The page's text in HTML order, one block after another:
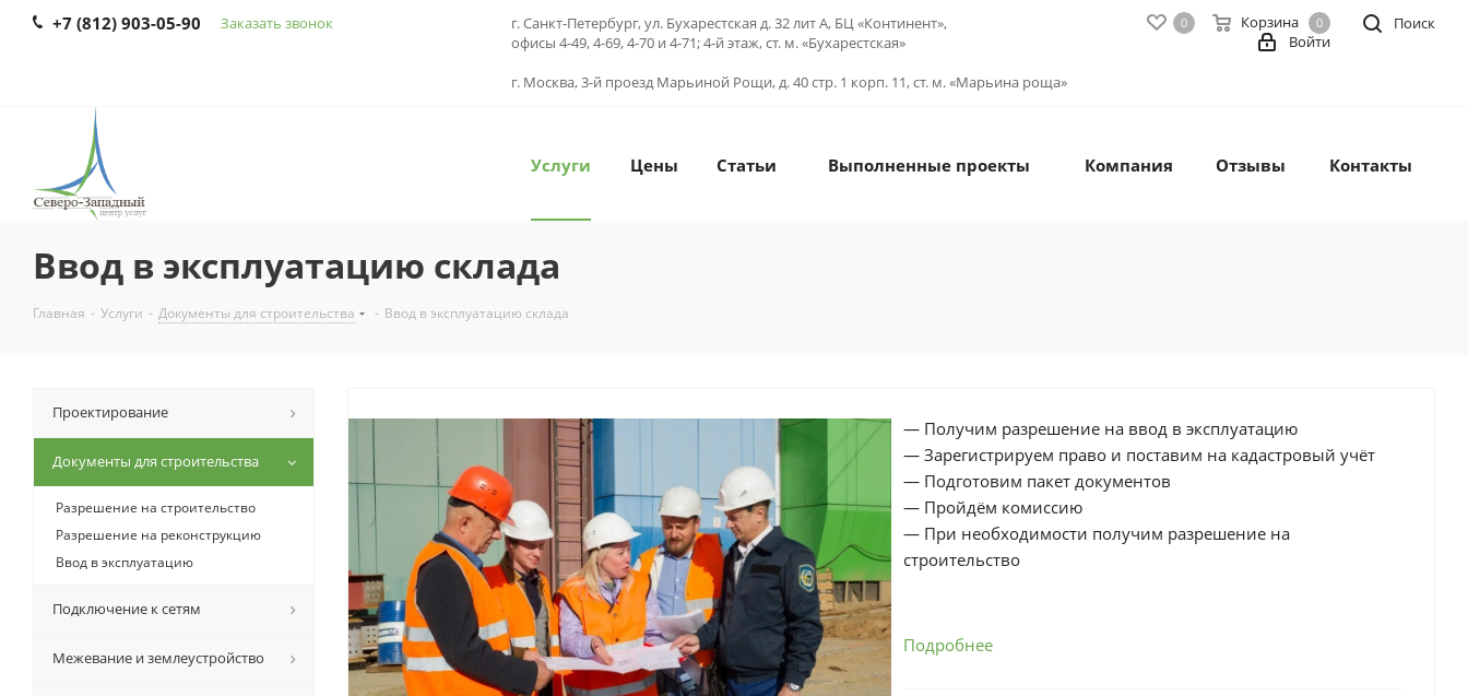
+7 (812) 903-05-90 Заказать звонок
г. Санкт-Петербург, ул. Бухарестская д. 32 лит А, БЦ «Континент»,
офисы 4-49, 4-69, 4-70 и 4-71; 4-й этаж, ст. м. «Бухарестская»
г. Москва, 3-й проезд Марьиной Рощи, д. 40 стр. 1 корп. 11, ст. м. «Марьина роща»
Поиск
0 Корзина 0
Войти
Услуги Цены Статьи Выполненные проекты Компания Отзывы Контакты
Ввод в эксплуатацию склада
Главная - Услуги - Документы для строительства - Ввод в эксплуатацию склада
— Получим разрешение на ввод в эксплуатацию
— Зарегистрируем право и поставим на кадастровый учёт
— Подготовим пакет документов
— Пройдём комиссию
— При необходимости получим разрешение на
строительство
Подробнее
Проектирование
Документы для строительства
Разрешение на строительство
Разрешение на реконструкцию
Ввод в эксплуатацию
Подключение к сетям
Межевание и землеустройство